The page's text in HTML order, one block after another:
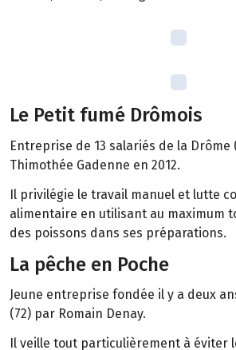
Le Petit fumé Drômois
Entreprise de 13 salariés de la Drôme
Thimothée Gadenne en 2012.
Il privilégie le travail manuel et lutte
alimentaire en utilisant au maximum
des poissons dans ses préparations.
La pêche en Poche
Jeune entreprise fondée il y a deux
(72) par Romain Denay.
Il veille tout particulièrement à éviter